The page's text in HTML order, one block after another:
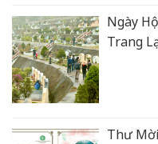
Ngày
Trang
Thư